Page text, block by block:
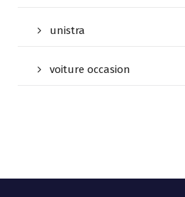
unistra
voiture occasion